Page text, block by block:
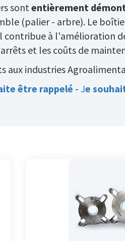
sontentièrement
(palier - arbre). Le
contribue à l'amélioration
et les coûts de
industries
être rappelé - Je